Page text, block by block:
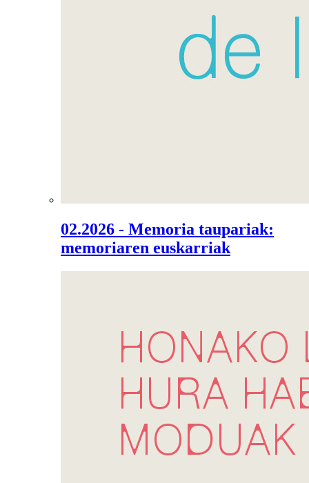
02.2026 - Memoria taupariak:
memoriaren euskarriak